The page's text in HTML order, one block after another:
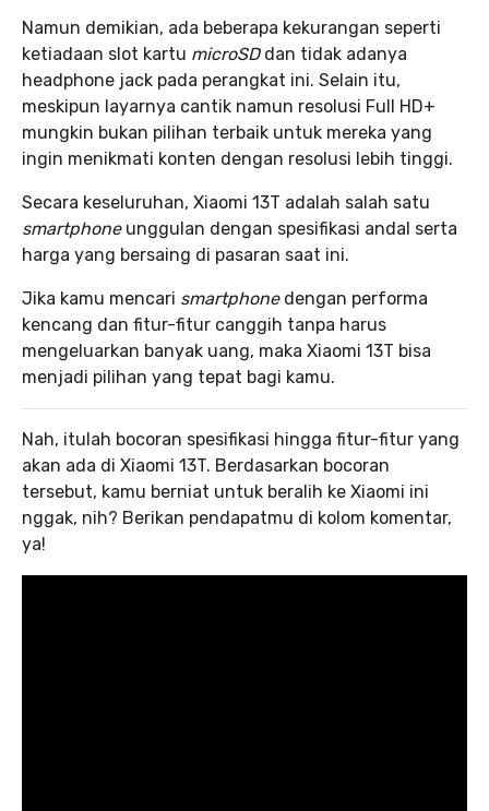
Namun demikian, ada beberapa kekurangan seperti
ketiadaan slot kartu microSDdan tidak adanya
headphone jack pada perangkat ini. Selain itu,
meskipun layarnya cantik namun resolusi Full HD+
mungkin bukan pilihan terbaik untuk mereka yang
ingin menikmati konten dengan resolusi lebih tinggi.
Secara keseluruhan, Xiaomi 13T adalah salah satu
smartphone unggulan dengan spesifikasi andal serta
harga yang bersaing di pasaran saat ini.
Jika kamu mencari smartphonedengan performa
kencang dan fitur-fitur canggih tanpa harus
mengeluarkan banyak uang, maka Xiaomi 13T bisa
menjadi pilihan yang tepat bagi kamu.
Nah, itulah bocoran spesifikasi hingga fitur-fitur yang
akan ada di Xiaomi 13T. Berdasarkan bocoran
tersebut, kamu berniat untuk beralih ke Xiaomi ini
nggak, nih? Berikan pendapatmu di kolom komentar,
ya!